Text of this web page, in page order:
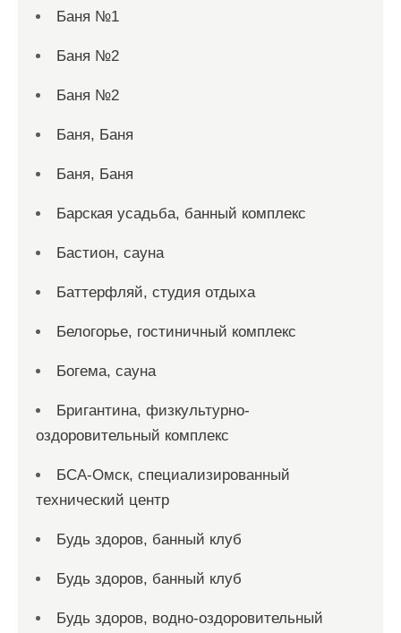
Баня №1
Баня №2
Баня №2
Баня, Баня
Баня, Баня
Барская усадьба, банный комплекс
Бастион, сауна
Баттерфляй, студия отдыха
Белогорье, гостиничный комплекс
Богема, сауна
Бригантина, физкультурно-
оздоровительный комплекс
БСА-Омск, специализированный
технический центр
Будь здоров, банный клуб
Будь здоров, банный клуб
Будь здоров, водно-оздоровительный